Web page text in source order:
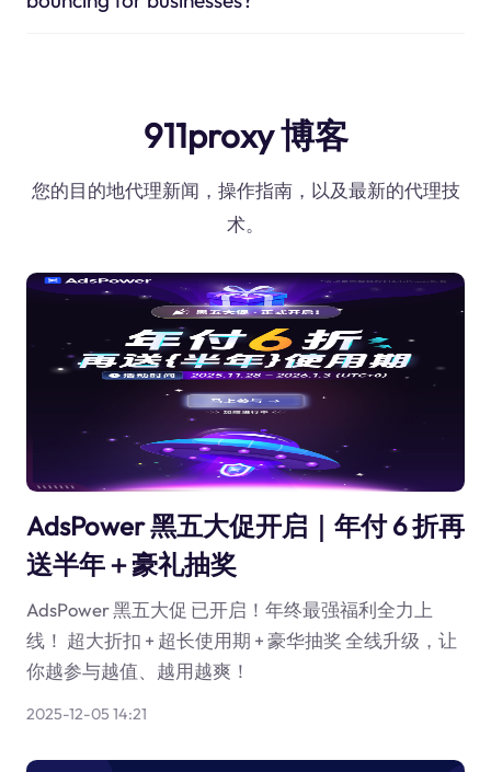
911proxy 博客
您的目的地代理新闻，操作指南，以及最新的代理技
术。
AdsPower 黑五大促开启｜年付 6 折再
送半年＋豪礼抽奖
AdsPower 黑五大促 已开启！年终最强福利全力上
线！ 超大折扣 + 超长使用期 + 豪华抽奖 全线升级，让
你越参与越值、越用越爽！
2025-12-05 14:21